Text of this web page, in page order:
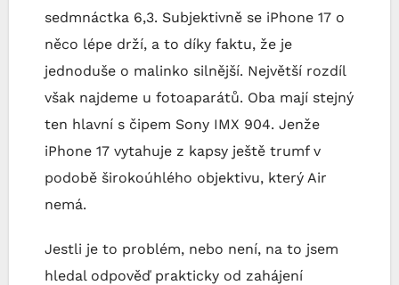
sedmnáctka 6,3. Subjektivně se iPhone 17 o
něco lépe drží, a to díky faktu, že je
jednoduše o malinko silnější. Největší rozdíl
však najdeme u fotoaparátů. Oba mají stejný
ten hlavní s čipem Sony IMX 904. Jenže
iPhone 17 vytahuje z kapsy ještě trumf v
podobě širokoúhlého objektivu, který Air
nemá.
Jestli je to problém, nebo není, na to jsem
hledal odpověď prakticky od zahájení